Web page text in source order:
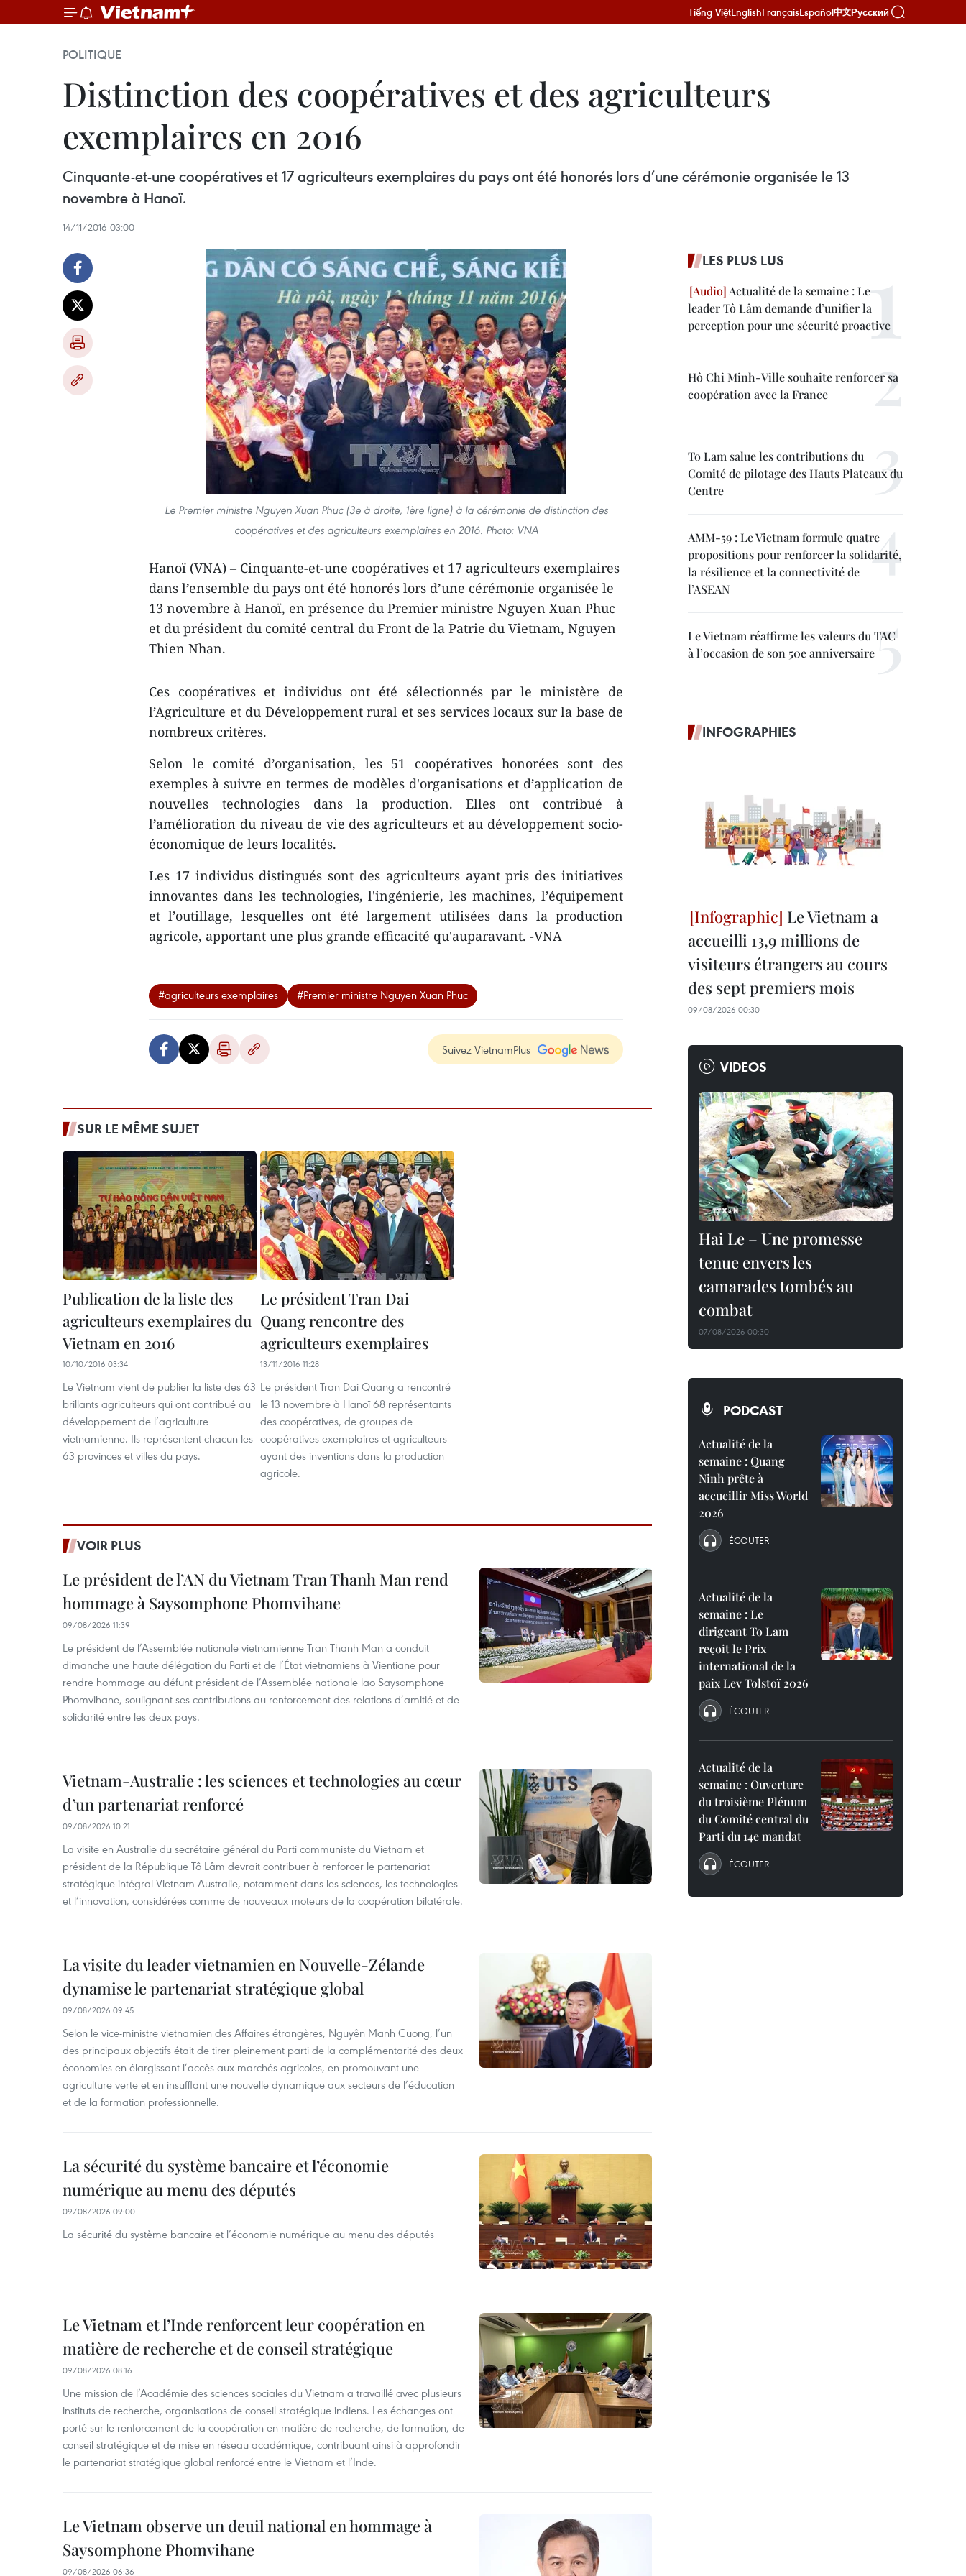
Tiếng ViệtEnglishFrançaisEspañol中文Русский
POLITIQUE
Distinction des coopératives et des agriculteurs
exemplaires en 2016
Cinquante-et-une coopératives et 17 agriculteurs exemplaires du pays ont été honorés lors d’une cérémonie organisée le 13
novembre à Hanoï.
14/11/2016 03:00
Le Premier ministre Nguyen Xuan Phuc (3e à droite, 1ère ligne) à la cérémonie de distinction des
coopératives et des agriculteurs exemplaires en 2016. Photo: VNA
Hanoï (VNA) – Cinquante-et-une coopératives et 17 agriculteurs exemplaires
dans l’ensemble du pays ont été honorés lors d’une cérémonie organisée le
13 novembre à Hanoï, en présence du Premier ministre Nguyen Xuan Phuc
et du président du comité central du Front de la Patrie du Vietnam, Nguyen
Thien Nhan.
Ces coopératives et individus ont été sélectionnés par le ministère de
l’Agriculture et du Développement rural et ses services locaux sur la base de
nombreux critères.
Selon le comité d’organisation, les 51 coopératives honorées sont des
exemples à suivre en termes de modèles d'organisations et d’application de
nouvelles technologies dans la production. Elles ont contribué à
l’amélioration du niveau de vie des agriculteurs et au développement socio-
économique de leurs localités.
Les 17 individus distingués sont des agriculteurs ayant pris des initiatives
innovantes dans les technologies, l'ingénierie, les machines, l’équipement
et l’outillage, lesquelles ont été largement utilisées dans la production
agricole, apportant une plus grande efficacité qu'auparavant. -VNA
#agriculteurs exemplaires #Premier ministre Nguyen Xuan Phuc
Suivez VietnamPlus
SUR LE MÊME SUJET
Publication de la liste des
agriculteurs exemplaires du
Vietnam en 2016
10/10/2016 03:34
Le Vietnam vient de publier la liste des 63
brillants agriculteurs qui ont contribué au
développement de l’agriculture
vietnamienne. Ils représentent chacun les
63 provinces et villes du pays.
Le président Tran Dai
Quang rencontre des
agriculteurs exemplaires
13/11/2016 11:28
Le président Tran Dai Quang a rencontré
le 13 novembre à Hanoï 68 représentants
des coopératives, de groupes de
coopératives exemplaires et agriculteurs
ayant des inventions dans la production
agricole.
VOIR PLUS
Le président de l’AN du Vietnam Tran Thanh Man rend
hommage à Saysomphone Phomvihane
09/08/2026 11:39
Le président de l’Assemblée nationale vietnamienne Tran Thanh Man a conduit
dimanche une haute délégation du Parti et de l’État vietnamiens à Vientiane pour
rendre hommage au défunt président de l’Assemblée nationale lao Saysomphone
Phomvihane, soulignant ses contributions au renforcement des relations d’amitié et de
solidarité entre les deux pays.
Vietnam-Australie : les sciences et technologies au cœur
d’un partenariat renforcé
09/08/2026 10:21
La visite en Australie du secrétaire général du Parti communiste du Vietnam et
président de la République Tô Lâm devrait contribuer à renforcer le partenariat
stratégique intégral Vietnam-Australie, notamment dans les sciences, les technologies
et l’innovation, considérées comme de nouveaux moteurs de la coopération bilatérale.
La visite du leader vietnamien en Nouvelle-Zélande
dynamise le partenariat stratégique global
09/08/2026 09:45
Selon le vice-ministre vietnamien des Affaires étrangères, Nguyên Manh Cuong, l’un
des principaux objectifs était de tirer pleinement parti de la complémentarité des deux
économies en élargissant l’accès aux marchés agricoles, en promouvant une
agriculture verte et en insufflant une nouvelle dynamique aux secteurs de l’éducation
et de la formation professionnelle.
La sécurité du système bancaire et l’économie
numérique au menu des députés
09/08/2026 09:00
La sécurité du système bancaire et l’économie numérique au menu des députés
Le Vietnam et l’Inde renforcent leur coopération en
matière de recherche et de conseil stratégique
09/08/2026 08:16
Une mission de l’Académie des sciences sociales du Vietnam a travaillé avec plusieurs
instituts de recherche, organisations de conseil stratégique indiens. Les échanges ont
porté sur le renforcement de la coopération en matière de recherche, de formation, de
conseil stratégique et de mise en réseau académique, contribuant ainsi à approfondir
le partenariat stratégique global renforcé entre le Vietnam et l’Inde.
Le Vietnam observe un deuil national en hommage à
Saysomphone Phomvihane
09/08/2026 06:36
LES PLUS LUS
Actualité de la semaine : Le
leader Tô Lâm demande d’unifier la
perception pour une sécurité proactive
Hô Chi Minh-Ville souhaite renforcer sa
coopération avec la France
To Lam salue les contributions du
Comité de pilotage des Hauts Plateaux du
Centre
AMM-59 : Le Vietnam formule quatre
propositions pour renforcer la solidarité,
la résilience et la connectivité de
l’ASEAN
Le Vietnam réaffirme les valeurs du TAC
à l’occasion de son 50e anniversaire
INFOGRAPHIES
Le Vietnam a
accueilli 13,9 millions de
visiteurs étrangers au cours
des sept premiers mois
09/08/2026 00:30
VIDEOS
Hai Le – Une promesse
tenue envers les
camarades tombés au
combat
07/08/2026 00:30
PODCAST
Actualité de la
semaine : Quang
Ninh prête à
accueillir Miss World
2026
ÉCOUTER
Actualité de la
semaine : Le
dirigeant To Lam
reçoit le Prix
international de la
paix Lev Tolstoï 2026
ÉCOUTER
Actualité de la
semaine : Ouverture
du troisième Plénum
du Comité central du
Parti du 14e mandat
ÉCOUTER